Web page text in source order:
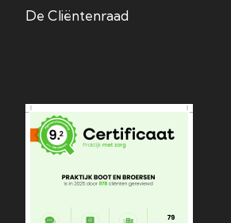
De Cliëntenraad